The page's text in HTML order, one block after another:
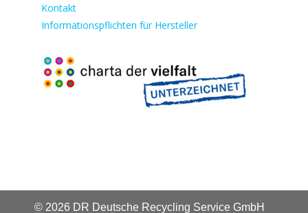
Kontakt
Informationspflichten für Hersteller
© 2026 DR Deutsche Recycling Service GmbH